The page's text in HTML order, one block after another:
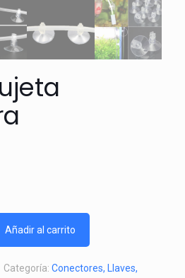
Añadir al carrito
Categoría: Conectores, Llaves,